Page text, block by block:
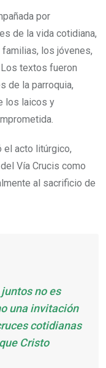
por
de la vida cotidiana,
los jóvenes,
textos fueron
de la parroquia,
los laicos y
el acto litúrgico,
Vía Crucis como
al sacrificio de
no es
una invitación
cotidianas
Cristo